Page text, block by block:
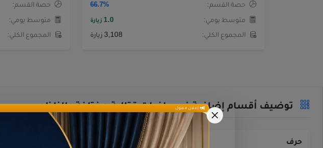
حصة القسم: 66.7%
متوسط يومي: 1.0 زيارة
المجموع الكلي: 3,108 زيارة
حصة القسم:
متوسط يومي:
المجموع الكلي:
توضيف أقسام إضافية في رياضات قتالية مختلفة والناظور
حرف سياحة وترفيه
إعلان ممول